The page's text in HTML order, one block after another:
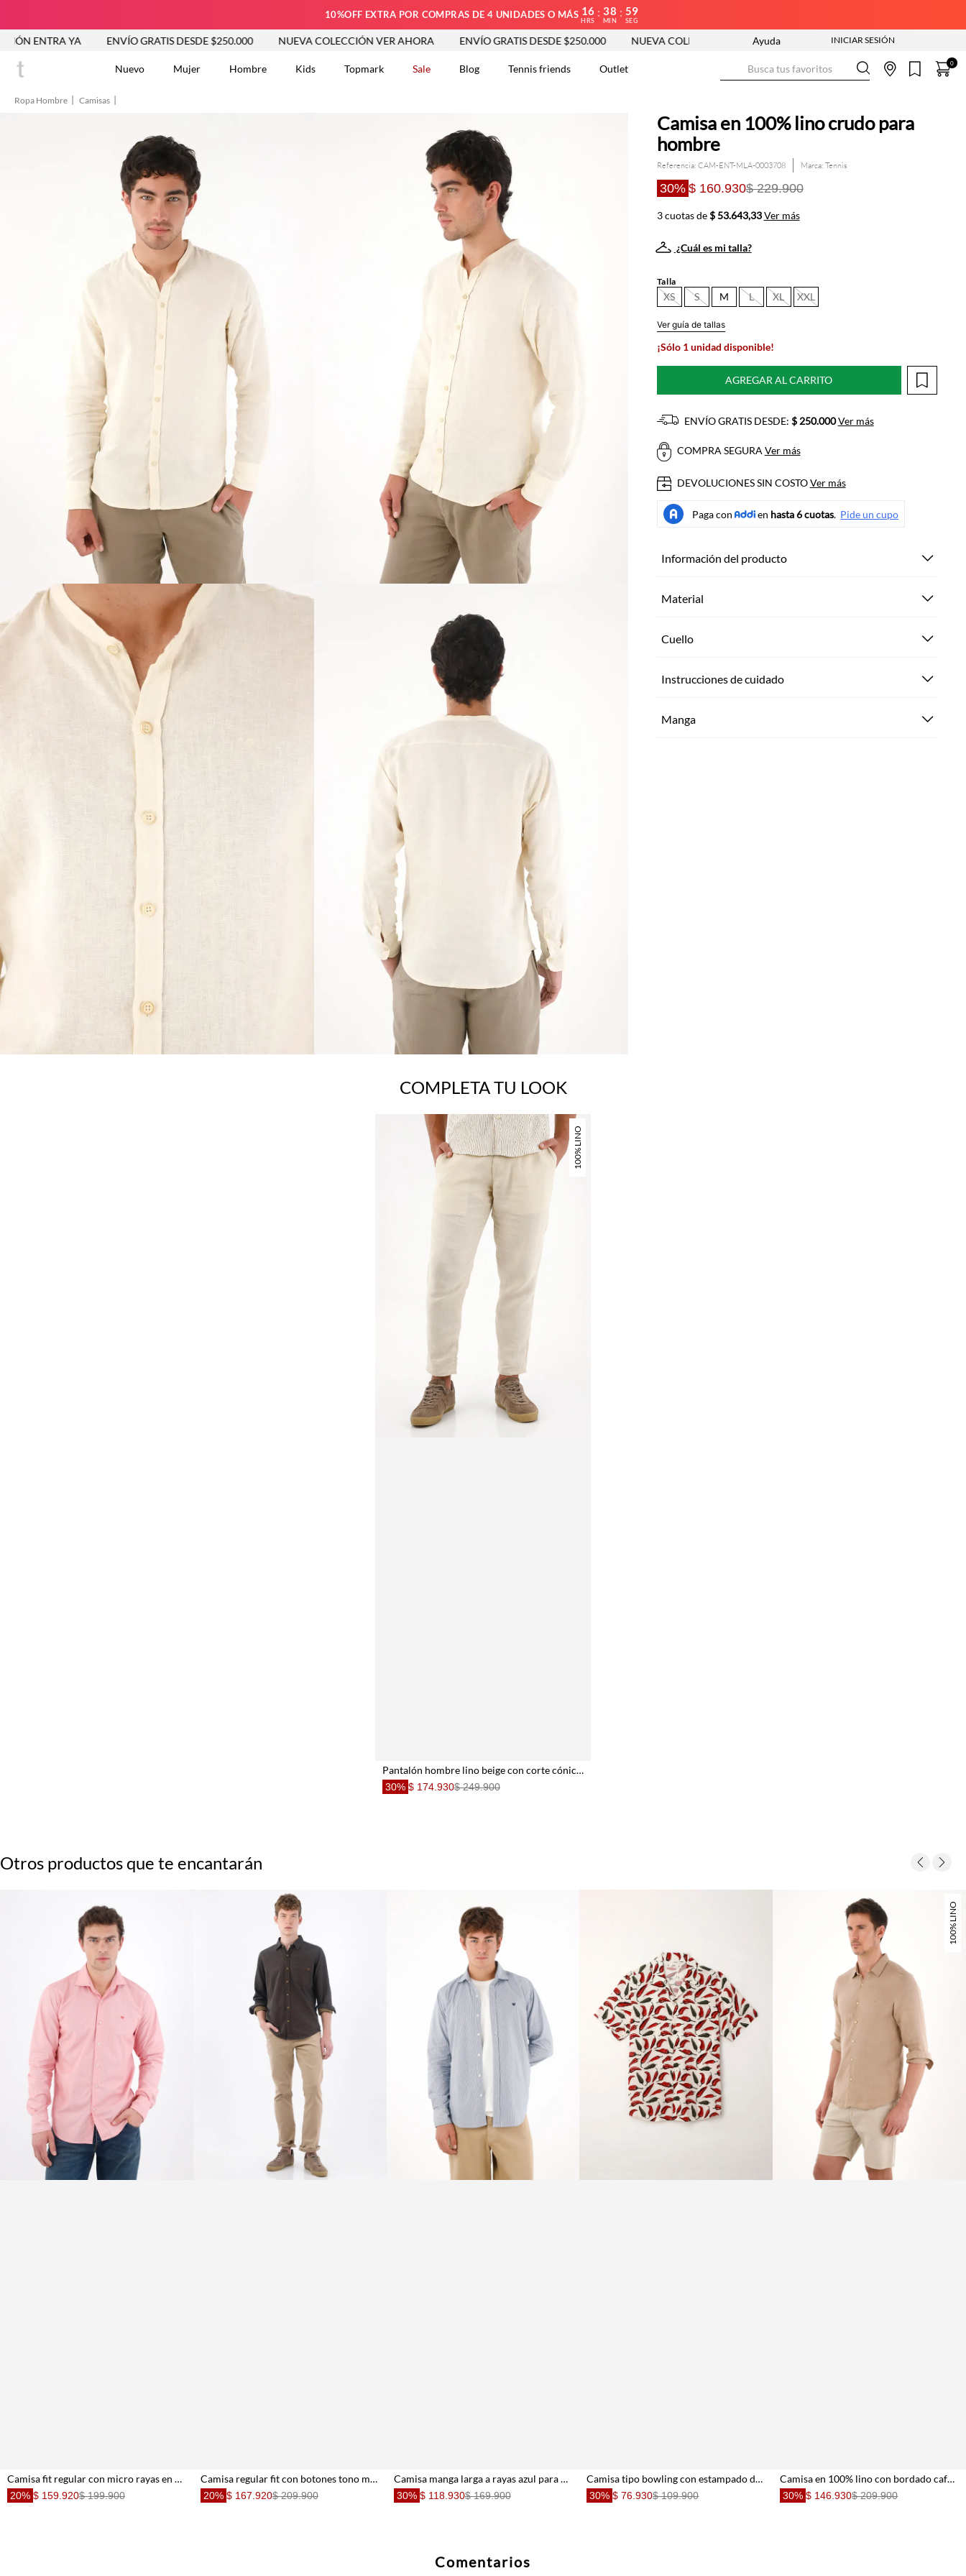
10%OFF EXTRA POR COMPRAS DE 4 UNIDADES O MÁS 16
HRS
: 38
MIN
: 57
SEG
YA ENVÍO GRATIS DESDE $250.000 NUEVA COLECCIÓN VER AHORA ENVÍO GRATIS DESDE $250.000 NUEVA COLECCIÓN ENTRA YA ENVÍO GRATIS DESDE $250.000
Ayuda
Nuevo Mujer Hombre Kids Topmark Sale Blog Tennis friends Outlet 0
Ropa Hombre Camisas
Camisa en 100% lino crudo para
hombre
Referencia: CAM-ENT-MLA-0003708 Tennis
30% $ 160.930$ 229.900
3 cuotas de$ 53.643,33 Ver más
¿Cuál es mi talla?
Talla
XS S M L XL XXL
Ver guía de tallas
¡Sólo 1 unidad disponible!
AGREGAR AL CARRITO
ENVÍO GRATIS DESDE: $ 250.000 Ver más
COMPRA SEGURA Ver más
DEVOLUCIONES SIN COSTOVer más
Información del producto
Material
Cuello
Instrucciones de cuidado
Manga
COMPLETA TU LOOK
100% LINO
Pantalón hombre lino beige con corte cónico al tobillo
30% $ 174.930$ 249.900
Otros productos que te encantarán
Camisa fit regular con micro rayas en algodón rosa para hombre
20% $ 159.920$ 199.900
Camisa regular fit con botones tono madera en algodón café oscuro para hombre
20% $ 167.920$ 209.900
Camisa manga larga a rayas azul para hombre
30% $ 118.930$ 169.900
Camisa tipo bowling con estampado de chiles para hombre
30% $ 76.930$ 109.900
100% LINO
Camisa en 100% lino con bordado café para hombre
30% $ 146.930$ 209.900
Comentarios
7.
Camisetas Mujer